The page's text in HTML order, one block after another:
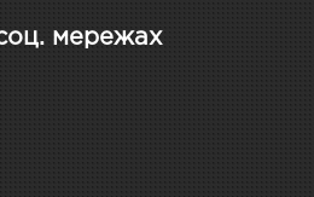
мережах